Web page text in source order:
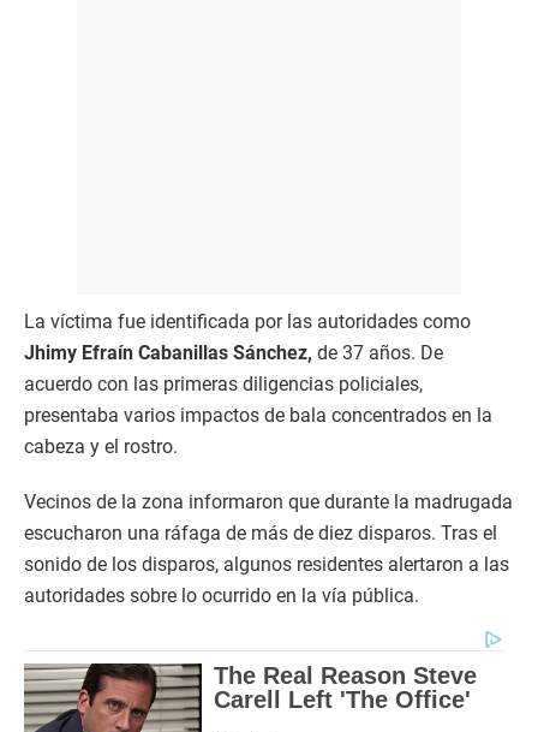
La víctima fue identificada por las autoridades como
Jhimy Efraín Cabanillas Sánchez, de 37 años. De
acuerdo con las primeras diligencias policiales,
presentaba varios impactos de bala concentrados en la
cabeza y el rostro.
Vecinos de la zona informaron que durante la madrugada
escucharon una ráfaga de más de diez disparos. Tras el
sonido de los disparos, algunos residentes alertaron a las
autoridades sobre lo ocurrido en la vía pública.